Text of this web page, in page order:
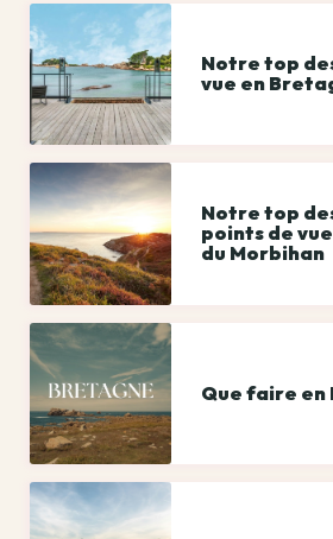
Notre top
vue en
Notre top
points de
du Morbihan
Que faire en